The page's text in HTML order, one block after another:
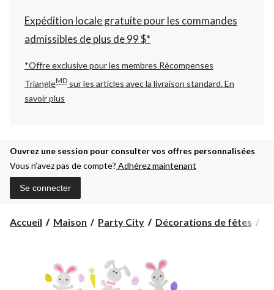
Expédition locale gratuite pour les commandes
admissibles de plus de 99 $*
*Offre exclusive pour les membres Récompenses
TriangleMD sur les articles avec la livraison standard.En
savoir plus
Ouvrez une session pour consulter vos offres personnalisées
Vous n’avez pas de compte? Adhérez maintenant
Se connecter
Accueil Maison Party City Décorations de fêtes